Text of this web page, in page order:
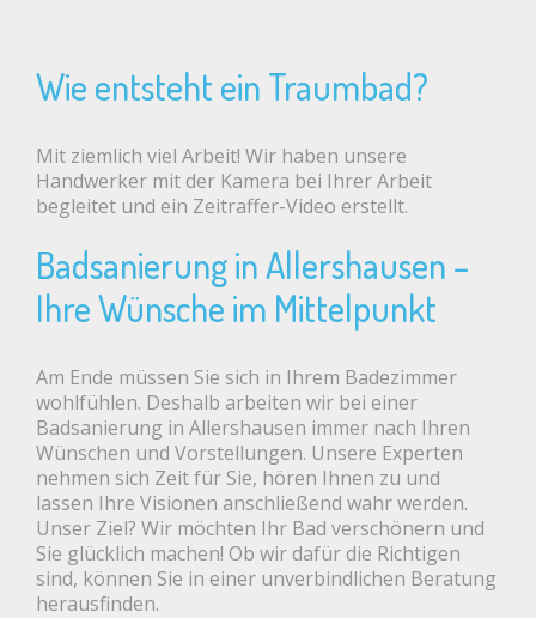
Wie entsteht ein Traumbad?
Mit ziemlich viel Arbeit! Wir haben unsere
Handwerker mit der Kamera bei Ihrer Arbeit
begleitet und ein Zeitraffer-Video erstellt.
Badsanierung in Allershausen –
Ihre Wünsche im Mittelpunkt
Am Ende müssen Sie sich in Ihrem Badezimmer
wohlfühlen. Deshalb arbeiten wir bei einer
Badsanierung in Allershausen immer nach Ihren
Wünschen und Vorstellungen. Unsere Experten
nehmen sich Zeit für Sie, hören Ihnen zu und
lassen Ihre Visionen anschließend wahr werden.
Unser Ziel? Wir möchten Ihr Bad verschönern und
Sie glücklich machen! Ob wir dafür die Richtigen
sind, können Sie in einer unverbindlichen Beratung
herausfinden.